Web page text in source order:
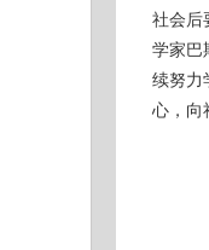
社会后
学家巴
续努力
心，向